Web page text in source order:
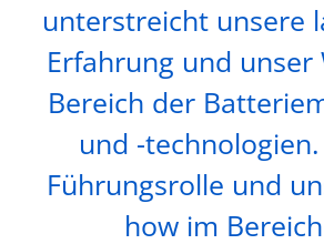
unterstreicht unsere
Erfahrung und unser
Bereich der
und -
Führungsrolle und
how im